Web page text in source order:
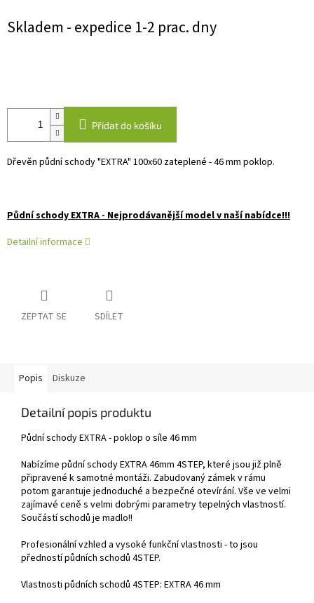
cena:
Skladem - expedice 1-2 prac. dny
Přidat do košíku
Dřevěn půdní schody "EXTRA" 100x60 zateplené - 46 mm poklop.
Půdní schody EXTRA - Nejprodávanější model v naší nabídce!!!
Detailní informace
ZEPTAT SE SDÍLET
Popis Diskuze
Detailní popis produktu
Půdní schody EXTRA - poklop o síle 46 mm
Nabízíme půdní schody EXTRA 46mm 4STEP, které jsou již plně
připravené k samotné montáži. Zabudovaný zámek v rámu
potom garantuje jednoduché a bezpečné otevírání. Vše ve velmi
zajímavé ceně s velmi dobrými parametry tepelných vlastností.
Součástí schodů je madlo!!
Profesionální vzhled a vysoké funkční vlastnosti - to jsou
předností půdních schodů 4STEP.
Vlastnosti půdních schodů 4STEP: EXTRA 46 mm